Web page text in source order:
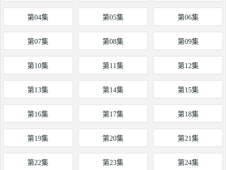
第04集 第05集 第06集
第07集 第08集 第09集
第10集 第11集 第12集
第13集 第14集 第15集
第16集 第17集 第18集
第19集 第20集 第21集
第22集 第23集 第24集